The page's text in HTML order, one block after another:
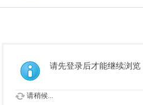
请先登录后才能继续浏览
请稍候...